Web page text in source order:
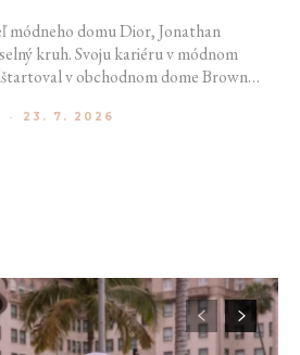
módneho domu Dior, Jonathan
kruh. Svoju kariéru v módnom
v obchodnom dome Brown
značiek sveta. V decembri totiž v
- 23. 7. 2026